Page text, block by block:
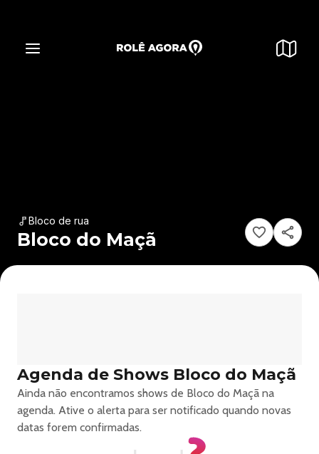
Bloco de rua
Bloco do Maçã
Agenda de Shows Bloco do Maçã
Ainda não encontramos shows de Bloco do Maçã na
agenda. Ative o alerta para ser notificado quando novas
datas forem confirmadas.